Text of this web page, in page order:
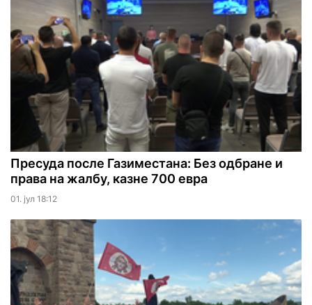
Пресуда после Газиместана: Без одбране и
права на жалбу, казне 700 евра
01. јул 18:12